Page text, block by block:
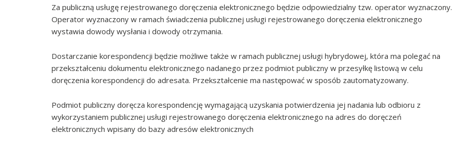
Za publiczną usługę rejestrowanego doręczenia elektronicznego będzie odpowiedzialny tzw. operator wyznaczony.
Operator wyznaczony w ramach świadczenia publicznej usługi rejestrowanego doręczenia elektronicznego
wystawia dowody wysłania i dowody otrzymania.
Dostarczanie korespondencji będzie możliwe także w ramach publicznej usługi hybrydowej, która ma polegać na
przekształceniu dokumentu elektronicznego nadanego przez podmiot publiczny w przesyłkę listową w celu
doręczenia korespondencji do adresata. Przekształcenie ma następować w sposób zautomatyzowany.
Podmiot publiczny doręcza korespondencję wymagającą uzyskania potwierdzenia jej nadania lub odbioru z
wykorzystaniem publicznej usługi rejestrowanego doręczenia elektronicznego na adres do doręczeń
elektronicznych wpisany do bazy adresów elektronicznych